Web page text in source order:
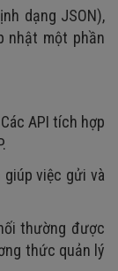
dạng JSON),
nhật một phần
API tích hợp
việc gửi và
thường được
thức quản lý